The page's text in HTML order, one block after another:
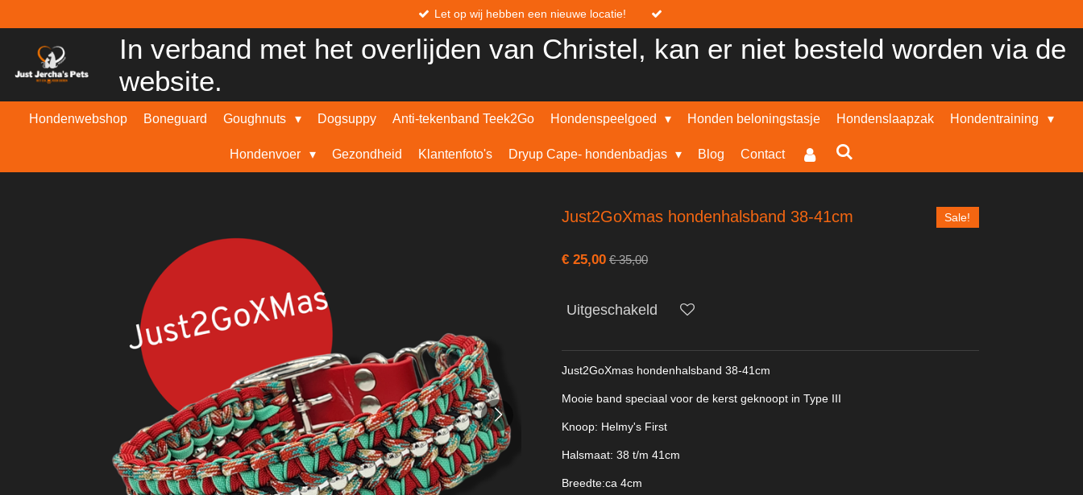
direct
hoofdinhoud
Let op wij hebben een nieuwe locatie!
In verband met het overlijden van Christel, kan er niet besteld worden via de
website.
Hondenwebshop Boneguard Goughnuts Dogsuppy Anti-tekenband Teek2Go Hondenspeelgoed Honden beloningstasje Hondenslaapzak Hondentraining
Hondenvoer Gezondheid Klantenfoto's Dryup Cape- hondenbadjas Blog Contact
Just2GoXmas hondenhalsband 38-41cm Sale!
€ 25,00 € 35,00
Uitgeschakeld
Just2GoXmas hondenhalsband 38-41cm
Mooie band speciaal voor de kerst geknoopt in Type III
Knoop: Helmy's First
Halsmaat: 38 t/m 41cm
Breedte:ca 4cm